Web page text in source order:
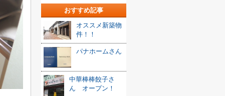
おすすめ記事
オススメ新築物
件！！
パナホームさん
中華棒棒餃子さ
ん オープン！